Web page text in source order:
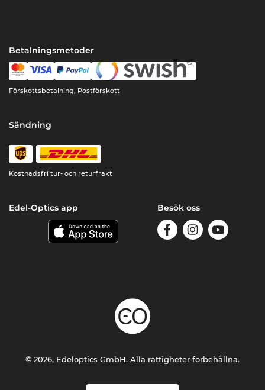
Betalningsmetoder
Förskottsbetalning, Postförskott
Sändning
Kostnadsfri tur- och returfrakt
Edel-Optics app Besök oss
© 2026, Edeloptics GmbH. Alla rättigheter förbehållna.